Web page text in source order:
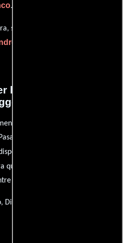
.
se encuentra a cargo de
Feher
la películas Hetaste
no contamos con enlaces a
por nuestro catálogo de
También puedes
que le demos prioridad y te
disponible